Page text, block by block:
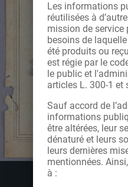
Les informations
réutilisées à
mission de service
besoins de
été produits ou
est régie par le
le public et
articles L. 300-1 et
Sauf accord de
informations
être altérées, leur
dénaturé et leurs
leurs dernières
mentionnées.
à :